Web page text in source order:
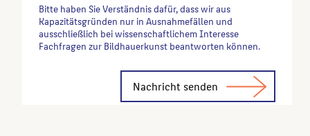
Bitte haben Sie Verständnis dafür, dass wir aus
Kapazitätsgründen nur in Ausnahmefällen und
ausschließlich bei wissenschaftlichem Interesse
Fachfragen zur Bildhauerkunst beantworten können.